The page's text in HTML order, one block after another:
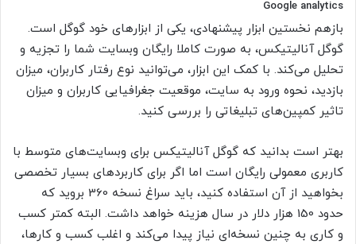
Google analytics
بازهم نخستین ابزار پیشنهادی، یکی از ابزارهای خود گوگل است.
گوگل آنالیتیکس، به صورت کاملا رایگان وبسایت شما را تجزیه و
تحلیل می‌کند. با کمک این ابزار، می‌توانید نوع رفتار کاربران، میزان
بازدید، نحوه ورود به سایت، موقعیت جغرافیایی کاربران و میزان
تاثیر کمپین‌های تبلیغاتی را بررسی کنید.
بهتر است بدانید که گوگل آنالیتیکس برای وبسایت‌های متوسط با
کاربری معمولی رایگان است اما اگر برای کاربردهای بسیار تخصصی
بخواهید از آن استفاده کنید، باید سراغ نسخه 360 بروید که
حدود 150 هزار دلار در سال هزینه خواهد داشت. البته کمتر کسب
و کاری به چنین نسخه‌ای نیاز پیدا می‌کند و اغلب کسب و کارها،